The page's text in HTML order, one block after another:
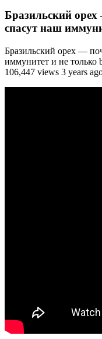
Бразильский
спасут наш
Бразильский орех —
иммунитет и не только
106,447 views 3 years